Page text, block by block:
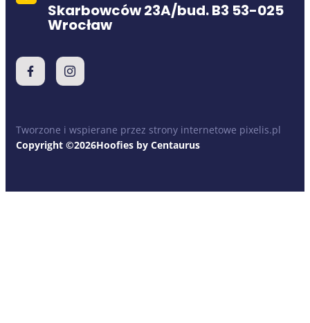
Skarbowców 23A/bud. B3 53-025
Wrocław
Tworzone i wspierane przez strony internetowe pixelis.pl
Copyright ©2026Hoofies by Centaurus